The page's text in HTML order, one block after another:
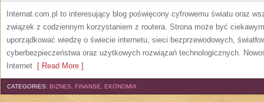
Internat.com.pl to interesujący blog poświęcony cyfrowemu światu oraz
związek z codziennym korzystaniem z routera. Strona może być
uporządkować wiedzę o świecie internetu, sieci bezprzewodowych,
cyberbezpieczeństwa oraz użytkowych rozwiązań technologicznych.
Internet [ Read More ]
CATEGORIES: BIZNES, FINANSE, EKONOMIA